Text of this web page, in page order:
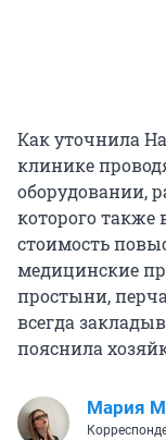
Как уточнила
клинике
оборудовании,
которого также
стоимость
медицинские
простыни,
всегда
пояснила
Мария